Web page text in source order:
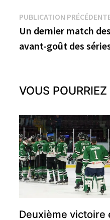
Navigation
de
l’article
PUBLICATION
Un dernier match
avant-goût des
VOUS
Deuxième victoire